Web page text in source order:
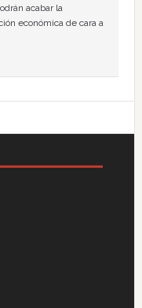
acabar la
económica de cara a